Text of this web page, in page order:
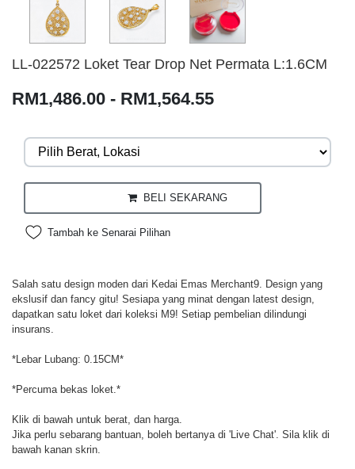
LL-022572 Loket Tear Drop Net Permata L:1.6CM
RM1,486.00 - RM1,564.55
BELI SEKARANG
Tambah ke Senarai Pilihan
Salah satu design moden dari Kedai Emas Merchant9. Design yang
ekslusif dan fancy gitu! Sesiapa yang minat dengan latest design,
dapatkan satu loket dari koleksi M9! Setiap pembelian dilindungi
insurans.
*Lebar Lubang: 0.15CM*
*Percuma bekas loket.*
Klik di bawah untuk berat, dan harga.
Jika perlu sebarang bantuan, boleh bertanya di 'Live Chat'. Sila klik di
bawah kanan skrin.